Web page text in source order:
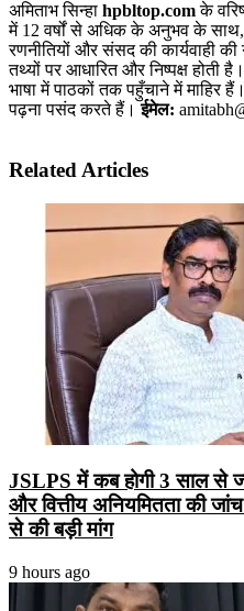
अमिताभ सिन्हा hpbltop.comके
में 12 वर्षों से अधिक के अनुभव के साथ,
रणनीतियों और संसद की कार्यवाही की
तथ्यों पर आधारित और निष्पक्ष होती
भाषा में पाठकों तक पहुँचाने में माहिर
पढ़ना पसंद करते हैं।ईमेल:
Related Articles
JSLPS में कब होगी 3 साल से
और वित्तीय अनियमितता की
से की बड़ी मांग
9 hours ago